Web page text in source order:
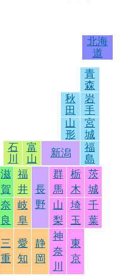
北海
道
青
森
秋
田
岩
手
山
形
宮
城
石
川
富
山
新潟
福
島
滋
賀
福
井
長
野
群
馬
栃
木
茨
城
奈
良
岐
阜
山
梨
埼
玉
千
葉
三
重
愛
知
静
岡
神
奈
川
東
京